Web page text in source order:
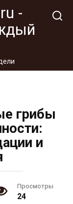
-
грибы
и
Просмотры
24